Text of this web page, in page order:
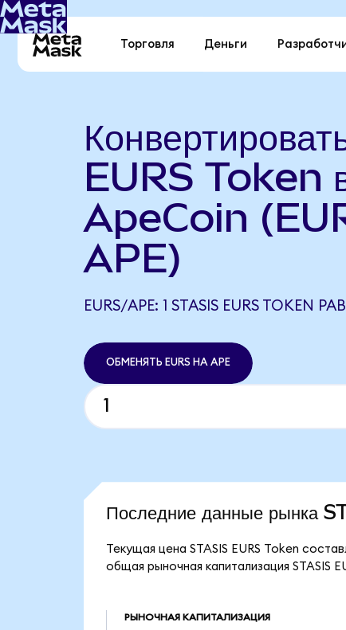
Торговля Деньги
EURS Token
ApeCoin
APE)
EURS/APE: 1 STASIS EURS TOKEN
ОБМЕНЯТЬ EURS НА APE
Последние данные рынка
Текущая цена STASIS EURS Token
общая рыночная капитализация STASIS
РЫНОЧНАЯ КАПИТАЛИЗАЦИЯ